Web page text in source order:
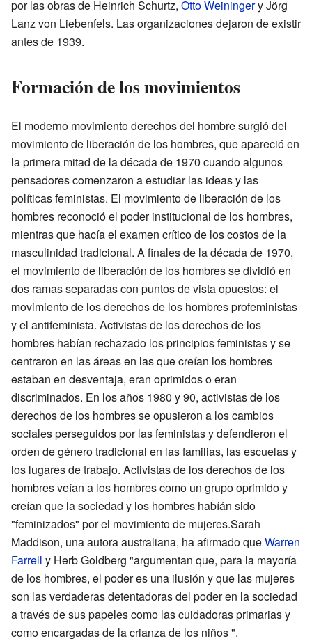
por las obras de Heinrich Schurtz, Otto Weiningery Jörg
Lanz von Liebenfels. Las organizaciones dejaron de existir
antes de 1939.
Formación de los movimientos
El moderno movimiento derechos del hombre surgió del
movimiento de liberación de los hombres, que apareció en
la primera mitad de la década de 1970 cuando algunos
pensadores comenzaron a estudiar las ideas y las
políticas feministas. El movimiento de liberación de los
hombres reconoció el poder institucional de los hombres,
mientras que hacía el examen crítico de los costos de la
masculinidad tradicional. A finales de la década de 1970,
el movimiento de liberación de los hombres se dividió en
dos ramas separadas con puntos de vista opuestos: el
movimiento de los derechos de los hombres profeministas
y el antifeminista. Activistas de los derechos de los
hombres habían rechazado los principios feministas y se
centraron en las áreas en las que creían los hombres
estaban en desventaja, eran oprimidos o eran
discriminados. En los años 1980 y 90, activistas de los
derechos de los hombres se opusieron a los cambios
sociales perseguidos por las feministas y defendieron el
orden de género tradicional en las familias, las escuelas y
los lugares de trabajo. Activistas de los derechos de los
hombres veían a los hombres como un grupo oprimido y
creían que la sociedad y los hombres habíán sido
"feminizados" por el movimiento de mujeres.Sarah
Maddison, una autora australiana, ha afirmado queWarren
Farrell y Herb Goldberg "argumentan que, para la mayoría
de los hombres, el poder es una ilusión y que las mujeres
son las verdaderas detentadoras del poder en la sociedad
a través de sus papeles como las cuidadoras primarias y
como encargadas de la crianza de los niños ".